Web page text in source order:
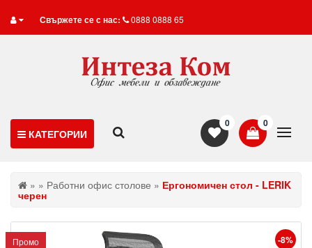
Свържете се с нас: 0888 0888 65
КАТЕГОРИИ
0
0
» » Работни офис столове » Ергономичен стол - LERIK
черен
Промо -8%